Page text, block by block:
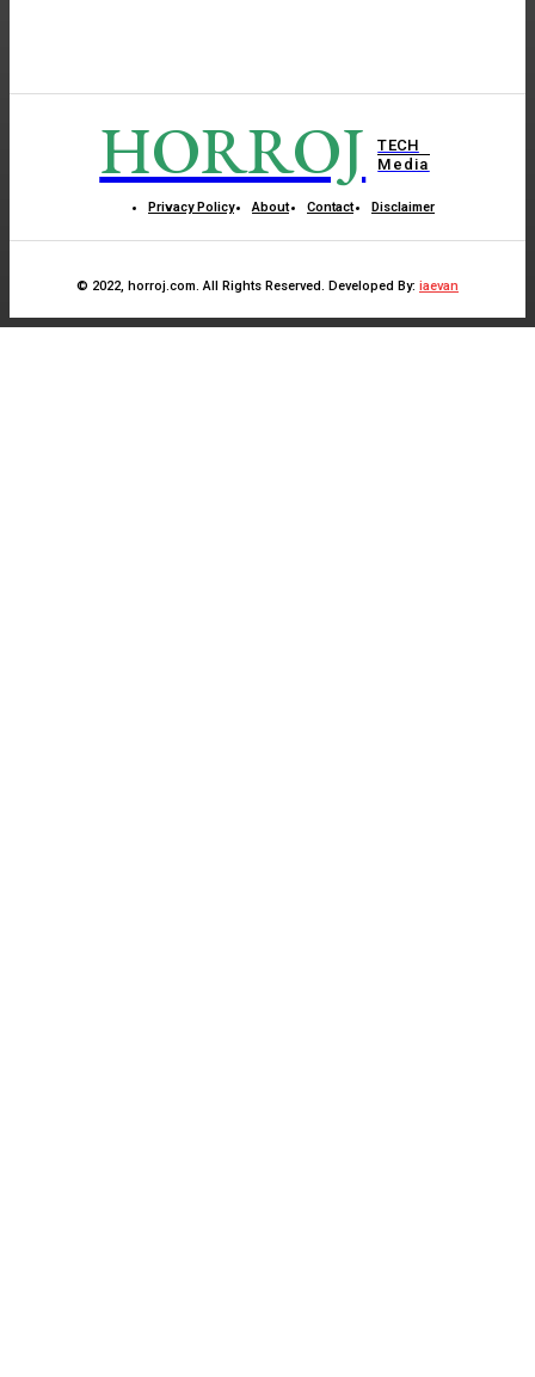
HORROJ
TECH
Media
Privacy Policy About Contact Disclaimer
© 2022, horroj.com. All Rights Reserved. Developed By: iaevan